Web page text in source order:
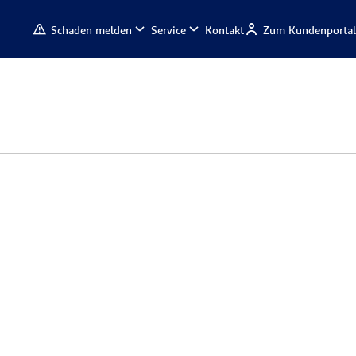
Schaden melden Service Kontakt Zum Kundenportal